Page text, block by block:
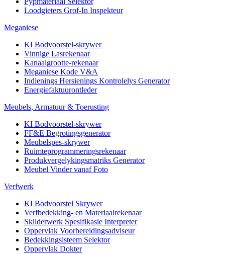
Loodgieters Grof-In Inspekteur
Meganiese
KI Bodvoorstel-skrywer
Vinnige Lasrekenaar
Kanaalgrootte-rekenaar
Meganiese Kode V&A
Indienings Hersienings Kontrolelys Generator
Energiefaktuurontleder
Meubels, Armatuur & Toerusting
KI Bodvoorstel-skrywer
FF&E Begrotingsgenerator
Meubelspes-skrywer
Ruimteprogrammeringsrekenaar
Produkvergelykingsmatriks Generator
Meubel Vinder vanaf Foto
Verfwerk
KI Bodvoorstel Skrywer
Verfbedekking- en Materiaalrekenaar
Skilderwerk Spesifikasie Interpreter
Oppervlak Voorbereidingsadviseur
Bedekkingsisteem Selektor
Oppervlak Dokter